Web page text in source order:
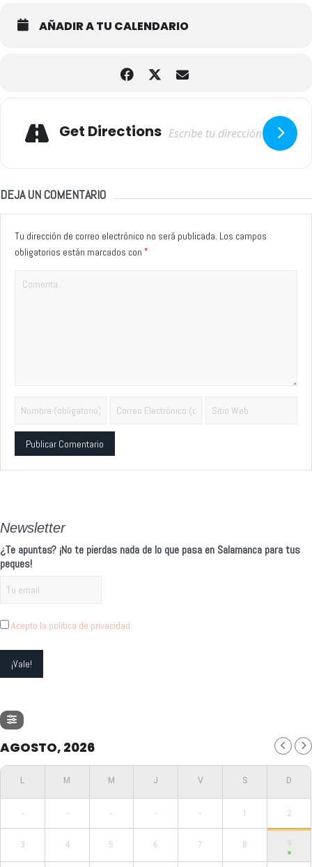
AÑADIR A TU CALENDARIO
Get Directions
DEJA UN COMENTARIO
Tu dirección de correo electrónico no será publicada. Los campos
obligatorios están marcados con *
Newsletter
¿Te apuntas? ¡No te pierdas nada de lo que pasa en Salamanca para tus
peques!
Acepto la política de privacidad
AGOSTO, 2026
- - - - - 1 2
3 4 5 6 7 8 9